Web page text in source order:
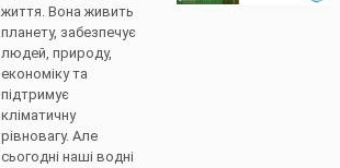
життя. Вона живить
планету, забезпечує
людей, природу,
економіку та
підтримує
кліматичну
рівновагу. Але
сьогодні наші водні